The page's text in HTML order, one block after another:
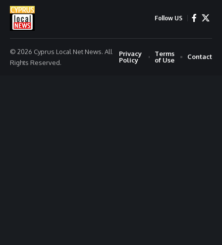
Follow US
© 2026 Cyprus Local Net News. All
Rights Reserved.
Privacy
Policy
Terms
of Use
Contact